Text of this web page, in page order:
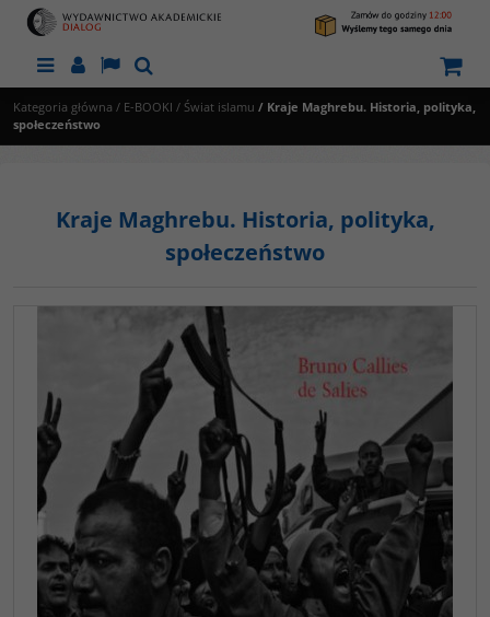
MenuPanelLangSzukaj
Kategoria główna / E-BOOKI / Świat islamu / Kraje Maghrebu. Historia, polityka,
społeczeństwo
Kraje Maghrebu. Historia, polityka,
społeczeństwo